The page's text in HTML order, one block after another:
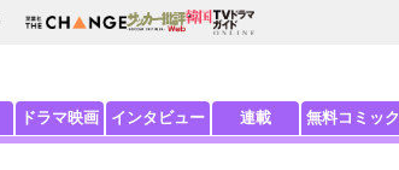
ドラマ映画 インタビュー 連載 無料コミック